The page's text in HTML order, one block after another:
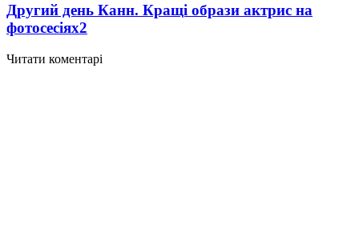
Другий день Канн. Кращі образи актрис на
фотосесіях2
Читати коментарі